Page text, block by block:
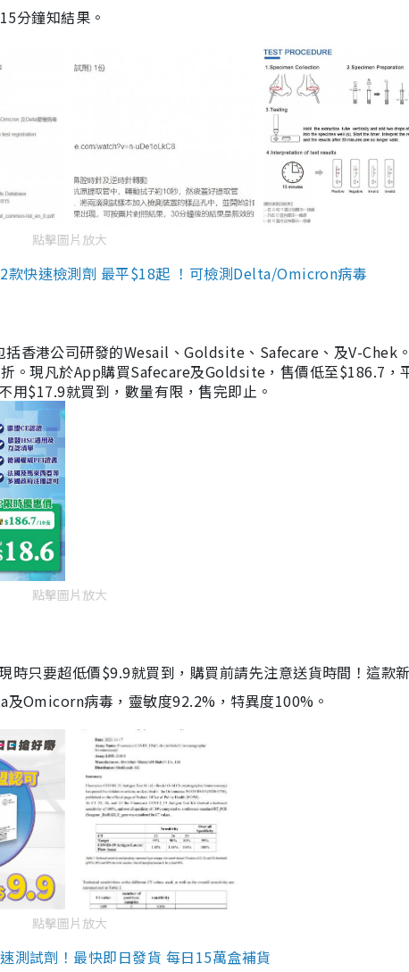
分鐘知結果。
點擊圖片放大
款快速檢測劑 最平$18起 ！可檢測Delta/Omicron病毒
香港公司研發的Wesail、Goldsite、Safecare、及V-Chek
。現凡於App購買Safecare及Goldsite，售價低至$186.7，
用$17.9就買到，數量有限，售完即止。
點擊圖片放大
只要超低價$9.9就買到，購買前請先注意送貨時間！這款
Omicorn病毒，靈敏度92.2%，特異度100%。
點擊圖片放大
測試劑！最快即日發貨 每日15萬盒補貨